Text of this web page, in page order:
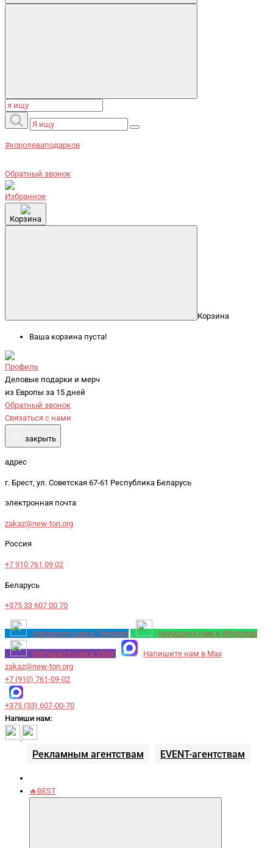
#королеваподарков
Обратный звонок
Избранное
Корзина
Корзина
Ваша корзина пуста!
Профиль
Деловые подарки и мерч
из Европы за 15 дней
Обратный звонок
Связаться с нами
закрыть
адрес
г. Брест, ул. Советская 67-61 Республика Беларусь
электронная почта
zakaz@new-ton.org
Россия
+7 910 761 09 02
Беларусь
+375 33 607 00 70
Напишите нам в Telegram Напишите нам в Whatsapp
Напишите нам в Viber
Напишите нам в Max
zakaz@new-ton.org
+7 (910) 761-09-02
+375 (33) 607-00-70
Напиши нам:
Рекламным агентствам EVENT-агентствам
🔥BEST